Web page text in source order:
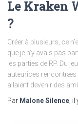
Le Kraken
?
Créer à plusieurs, ce
que je n’y avais pas
les parties de RP. Du
auteurices rencontræs
allaient devenir des
Par Malone Silence ,